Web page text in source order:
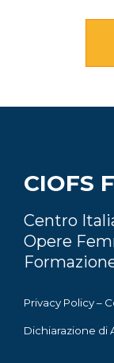
CIOFS
Centro
Opere
Privacy Policy–
Dichiarazione di